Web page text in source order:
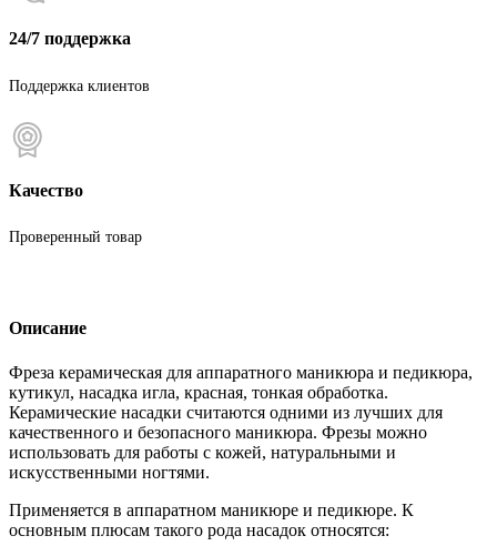
24/7 поддержка
Поддержка клиентов
Качество
Проверенный товар
Описание
Фреза керамическая для аппаратного маникюра и педикюра,
кутикул, насадка игла, красная, тонкая обработка.
Керамические насадки считаются одними из лучших для
качественного и безопасного маникюра. Фрезы можно
использовать для работы с кожей, натуральными и
искусственными ногтями.
Применяется в аппаратном маникюре и педикюре. К
основным плюсам такого рода насадок относятся: